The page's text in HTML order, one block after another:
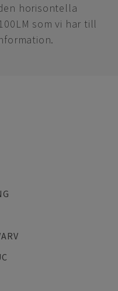
horisontella
som vi har till